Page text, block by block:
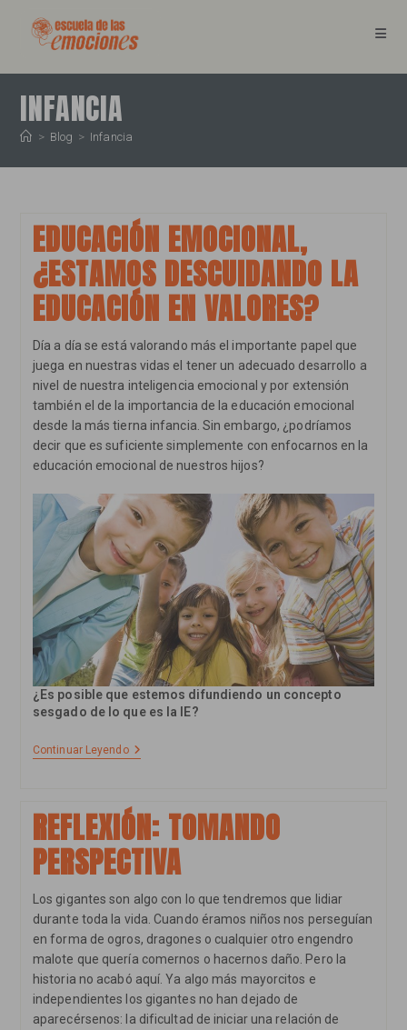
contenido
INFANCIA
> Blog > Infancia
EDUCACIÓN EMOCIONAL,
¿ESTAMOS DESCUIDANDO LA
EDUCACIÓN EN VALORES?
Día a día se está valorando más el importante papel que
juega en nuestras vidas el tener un adecuado desarrollo a
nivel de nuestra inteligencia emocional y por extensión
también el de la importancia de la educación emocional
desde la más tierna infancia. Sin embargo, ¿podríamos
decir que es suficiente simplemente con enfocarnos en la
educación emocional de nuestros hijos?
¿Es posible que estemos difundiendo un concepto
sesgado de lo que es la IE?
Continuar LeyendoEducación
La
Educación
En
Valores?
REFLEXIÓN: TOMANDO
PERSPECTIVA
Los gigantes son algo con lo que tendremos que lidiar
durante toda la vida. Cuando éramos niños nos perseguían
en forma de ogros, dragones o cualquier otro engendro
malote que quería comernos o hacernos daño. Pero la
historia no acabó aquí. Ya algo más mayorcitos e
independientes los gigantes no han dejado de
aparecérsenos: la dificultad de iniciar una relación de